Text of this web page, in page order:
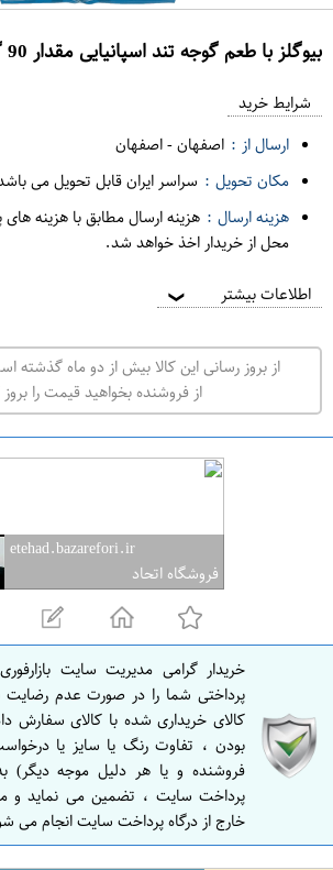
بیوگلز با طعم گوجه تند اسپانیایی مقدار 90 گرم چی توز
شرایط خرید
ارسال از : اصفهان-اصفهان
مکان تحویل : سراسر ایران قابل تحویل می
هزینه ارسال : هزینه ارسال مطابق با هزینه
محل از خریدار اخذ خواهد شد.
اطلاعات بیشتر ❯
از بروز رسانی این کالا بیش از دو ماه گذشته
از فروشنده بخواهید قیمت را
etehad.bazarefori.ir
فروشگاه اتحاد
خریدار گرامی مدیریت سایت
پرداختی شما را در صورت عدم
کالای خریداری شده با کالای سفارش
بودن ، تفاوت رنگ یا سایز یا
فروشنده و یا هر دلیل موجه دیگر)
پرداخت سایت ، تضمین می نماید و
خارج از درگاه پرداخت سایت انجام می